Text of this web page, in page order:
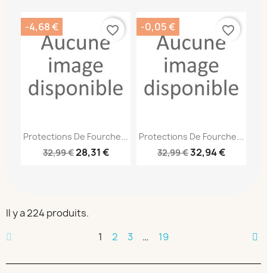
Protections De Fourche...
32,99 €28,31 €
-4,68 € favorite_border
Protections De Fourche...
32,99 €32,94 €
-0,05 € favorite_border
Il y a 224 produits.
1
2 3 … 19